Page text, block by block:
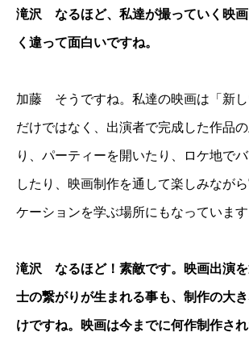
滝沢 なるほど、私達が撮っていく映
く違って面白いですね。
加藤 そうですね。私達の映画は「新し
だけではなく、出演者で完成した作品
り、パーティーを開いたり、ロケ地で
したり、映画制作を通して楽しみなが
ケーションを学ぶ場所にもなっています
滝沢 なるほど！素敵です。映画出演を
士の繋がりが生まれる事も、制作の大
けですね。映画は今までに何作制作さ